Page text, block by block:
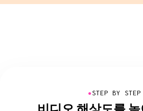
●STEP BY STEP